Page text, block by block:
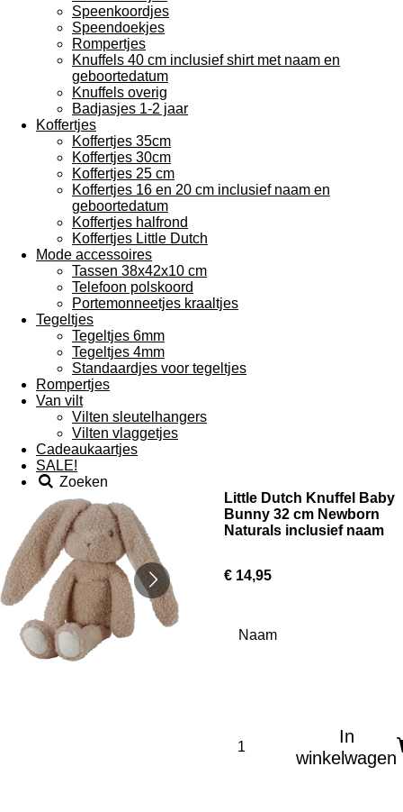
Speenkoordjes
Speendoekjes
Rompertjes
Knuffels 40 cm inclusief shirt met naam en
geboortedatum
Knuffels overig
Badjasjes 1-2 jaar
Koffertjes
Koffertjes 35cm
Koffertjes 30cm
Koffertjes 25 cm
Koffertjes 16 en 20 cm inclusief naam en
geboortedatum
Koffertjes halfrond
Koffertjes Little Dutch
Mode accessoires
Tassen 38x42x10 cm
Telefoon polskoord
Portemonneetjes kraaltjes
Tegeltjes
Tegeltjes 6mm
Tegeltjes 4mm
Standaardjes voor tegeltjes
Rompertjes
Van vilt
Vilten sleutelhangers
Vilten vlaggetjes
Cadeaukaartjes
SALE!
Zoeken
Little Dutch Knuffel Baby
Bunny 32 cm Newborn
Naturals inclusief naam
€ 14,95
Naam
In
winkelwagen